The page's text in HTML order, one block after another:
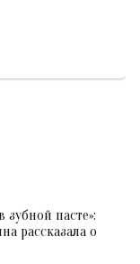
зубной пасте»:
рассказала о